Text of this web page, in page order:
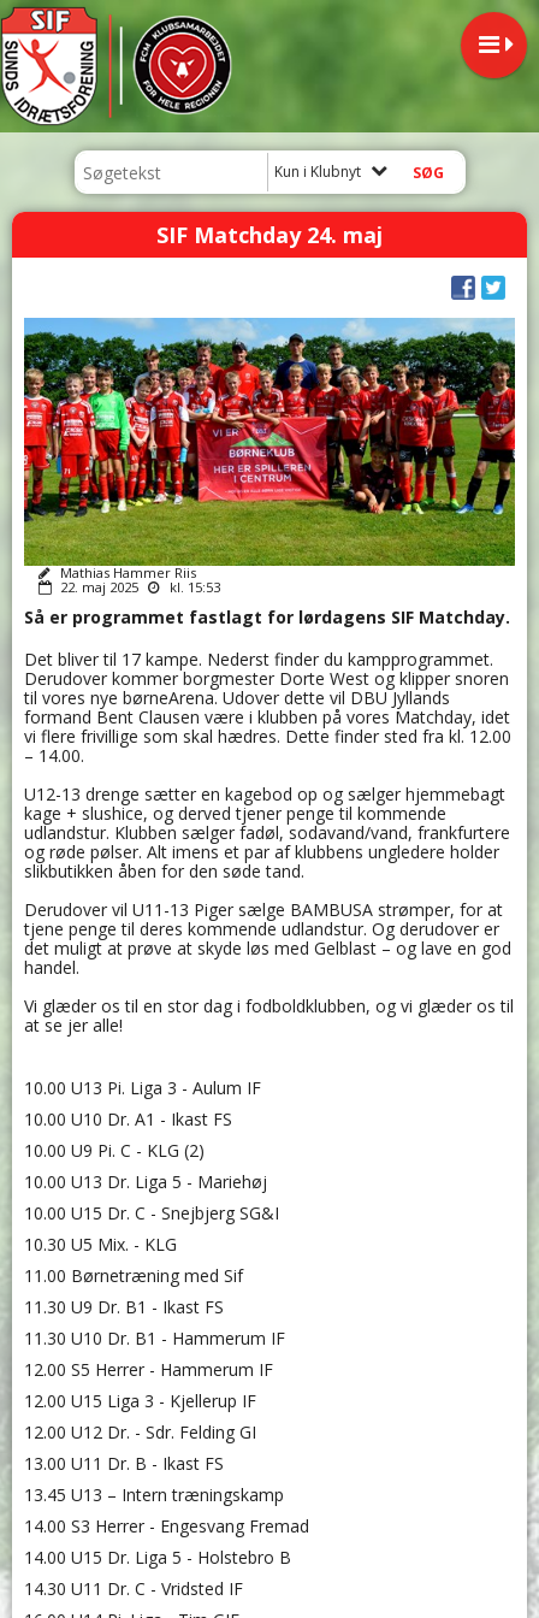
Kun i Klubnyt
SIF Matchday 24. maj
Mathias Hammer Riis
22. maj 2025
kl. 15:53
Så er programmet fastlagt for lørdagens SIF Matchday.
Det bliver til 17 kampe. Nederst finder du kampprogrammet.
Derudover kommer borgmester Dorte West og klipper snoren
til vores nye børneArena. Udover dette vil DBU Jyllands
formand Bent Clausen være i klubben på vores Matchday, idet
vi flere frivillige som skal hædres. Dette finder sted fra kl. 12.00
– 14.00.
U12-13 drenge sætter en kagebod op og sælger hjemmebagt
kage + slushice, og derved tjener penge til kommende
udlandstur. Klubben sælger fadøl, sodavand/vand, frankfurtere
og røde pølser. Alt imens et par af klubbens ungledere holder
slikbutikken åben for den søde tand.
Derudover vil U11-13 Piger sælge BAMBUSA strømper, for at
tjene penge til deres kommende udlandstur. Og derudover er
det muligt at prøve at skyde løs med Gelblast – og lave en god
handel.
Vi glæder os til en stor dag i fodboldklubben, og vi glæder os til
at se jer alle!
10.00 U13 Pi. Liga 3 - Aulum IF
10.00 U10 Dr. A1 - Ikast FS
10.00 U9 Pi. C - KLG (2)
10.00 U13 Dr. Liga 5 - Mariehøj
10.00 U15 Dr. C - Snejbjerg SG&I
10.30 U5 Mix. - KLG
11.00 Børnetræning med Sif
11.30 U9 Dr. B1 - Ikast FS
11.30 U10 Dr. B1 - Hammerum IF
12.00 S5 Herrer - Hammerum IF
12.00 U15 Liga 3 - Kjellerup IF
12.00 U12 Dr. - Sdr. Felding GI
13.00 U11 Dr. B - Ikast FS
13.45 U13 – Intern træningskamp
14.00 S3 Herrer - Engesvang Fremad
14.00 U15 Dr. Liga 5 - Holstebro B
14.30 U11 Dr. C - Vridsted IF